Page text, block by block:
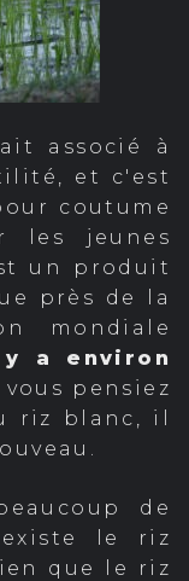
associé à
et c'est
coutume
les jeunes
un produit
près de la
mondiale
a environ
vous pensiez
riz blanc, il
de
le riz
que le riz